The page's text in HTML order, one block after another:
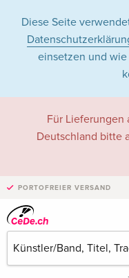
Diese Seite
einsetzen und
Für Lieferungen
Deutschland bitte
PORTOFREIER VERSAND